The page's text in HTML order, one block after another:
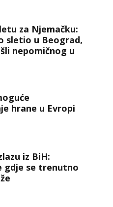
za Njemačku:
sletio u Beograd,
nepomičnog u
hrane u Evropi
iz BiH:
gdje se trenutno